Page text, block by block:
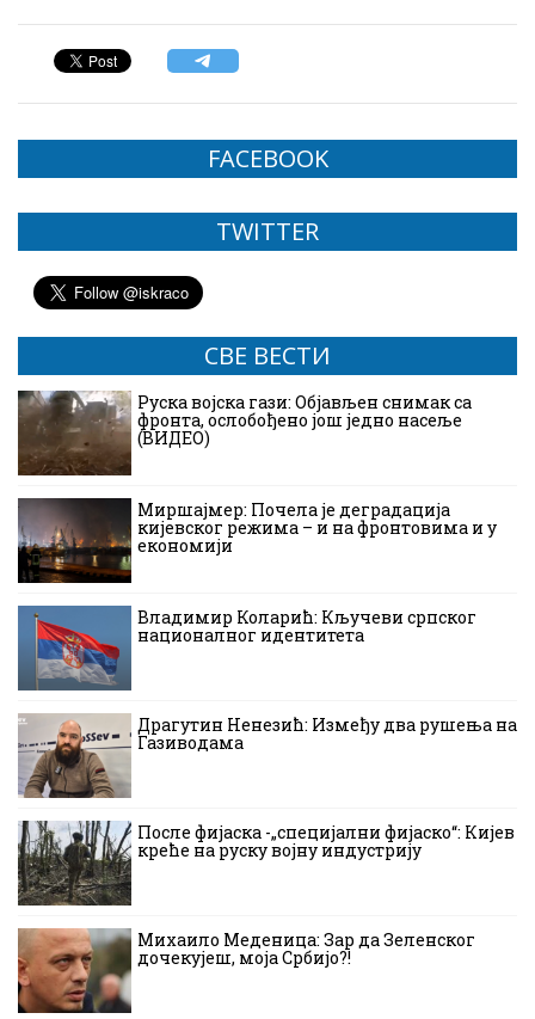
FACEBOOK
TWITTER
СВЕ ВЕСТИ
Руска војска гази: Објављен снимак са
фронта, ослобођено још једно насеље
(ВИДЕО)
Миршајмер: Почела је деградација
кијевског режима – и на фронтовима и у
економији
Владимир Коларић: Кључеви српског
националног идентитета
Драгутин Ненезић: Између два рушења на
Газиводама
После фијаска -„специјални фијаско“: Кијев
креће на руску војну индустрију
Михаило Меденица: Зар да Зеленског
дочекујеш, моја Србијо?!